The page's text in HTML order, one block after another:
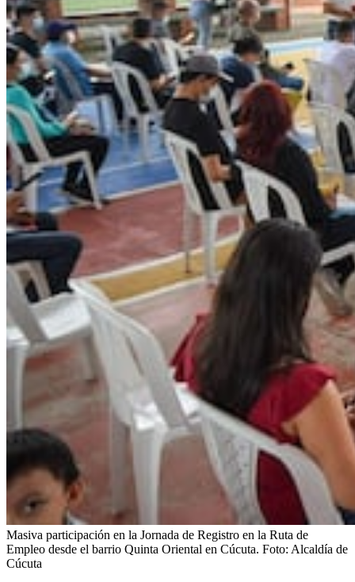
Masiva participación en la Jornada de Registro en la Ruta de
Empleo desde el barrio Quinta Oriental en Cúcuta. Foto: Alcaldía de
Cúcuta